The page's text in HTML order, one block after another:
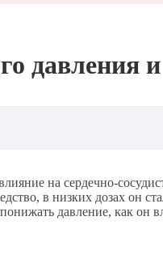
давления и
на сердечно-
в низких дозах он
давление, как он